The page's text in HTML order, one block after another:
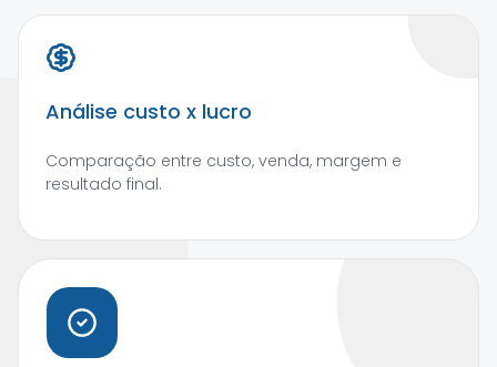
Análise custo x lucro
Comparação entre custo, venda, margem e
resultado final.